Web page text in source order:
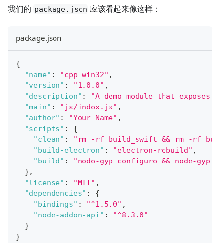
我们的 package.json 应该看起来像这样：
package.json
{
"name" : "cpp-win32" ,
"version" : "1.0.0" ,
"description" :
"A demo module that exposes
"main" : "js/index.js" ,
"author" : "Your Name" ,
"scripts" :
{
"clean" :
"rm -rf build_swift && rm -rf
"build-electron" : "electron-rebuild" ,
"build" :
"node-gyp configure && node-gyp
} ,
"license" : "MIT" ,
"dependencies" :
{
"bindings" : "^1.5.0" ,
"node-addon-api" :
"^8.3.0"
}
}